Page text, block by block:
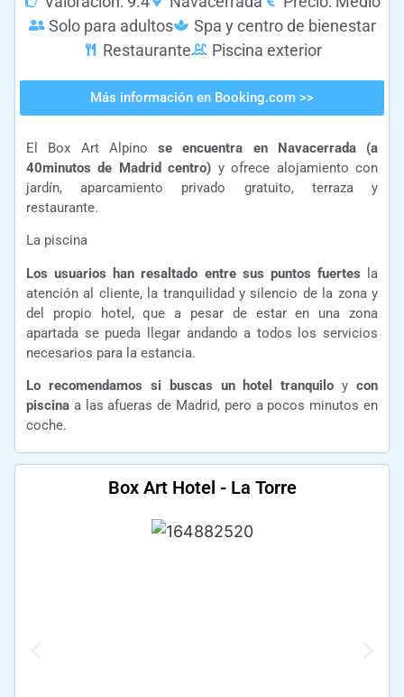
Solo para adultos
Spa y centro de bienestar
Restaurante
Piscina exterior
Más información en Booking.com >>
El Box Art Alpino se encuentra en Navacerrada (a
40minutos de Madrid centro) y ofrece alojamiento con
jardín, aparcamiento privado gratuito, terraza y
restaurante.
La piscina
Los usuarios han resaltado entre sus puntos fuertes la
atención al cliente, la tranquilidad y silencio de la zona y
del propio hotel, que a pesar de estar en una zona
apartada se pueda llegar andando a todos los servicios
necesarios para la estancia.
Lo recomendamos si buscas un hotel tranquilo y con
piscina a las afueras de Madrid, pero a pocos minutos en
coche.
Box Art Hotel - La Torre